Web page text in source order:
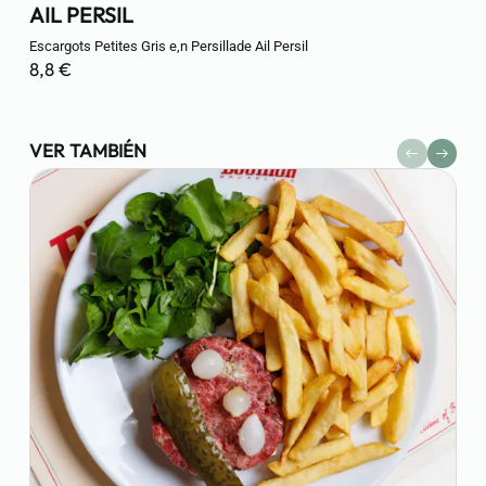
AIL PERSIL
Escargots Petites Gris e,n Persillade Ail Persil
8,8 €
VER TAMBIÉN